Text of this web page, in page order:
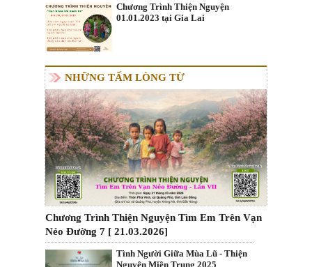
Chương Trình Thiện Nguyện
01.01.2023 tại Gia Lai
NHỮNG TẤM LÒNG TỪ
Chương Trình Thiện Nguyện Tìm Em Trên Vạn
Nẻo Đường 7 [ 21.03.2026]
Tình Người Giữa Mùa Lũ - Thiện
Nguyện Miền Trung 2025